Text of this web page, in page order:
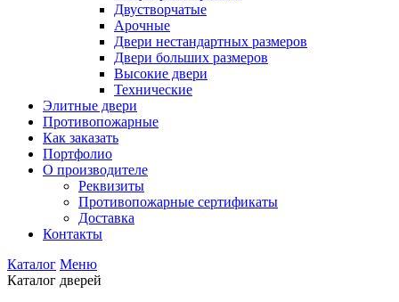
Двустворчатые
Арочные
Двери нестандартных размеров
Двери больших размеров
Высокие двери
Технические
Элитные двери
Противопожарные
Как заказать
Портфолио
О производителе
Реквизиты
Противопожарные сертификаты
Доставка
Контакты
Каталог Меню
Каталог дверей